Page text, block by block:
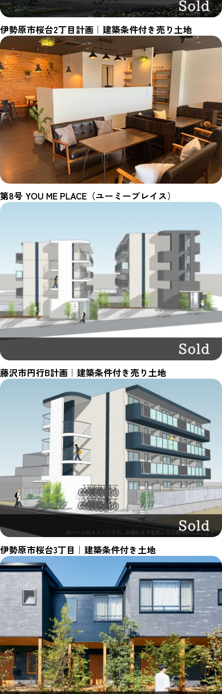
伊勢原市桜台2丁目計画｜建築条件付き売り土地
第8号 YOU ME PLACE（ユーミープレイス）
藤沢市円行B計画｜建築条件付き売り土地
伊勢原市桜台3丁目｜建築条件付き土地